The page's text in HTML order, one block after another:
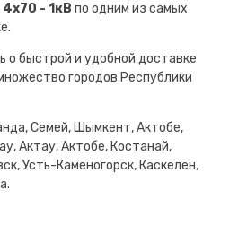
- 1кВ по одним из самых
о быстрой и удобной доставке
городов Республики
Семей, Шымкент, Актобе,
Актау, Актобе, Костанай,
Усть-Каменогорск, Каскелен,